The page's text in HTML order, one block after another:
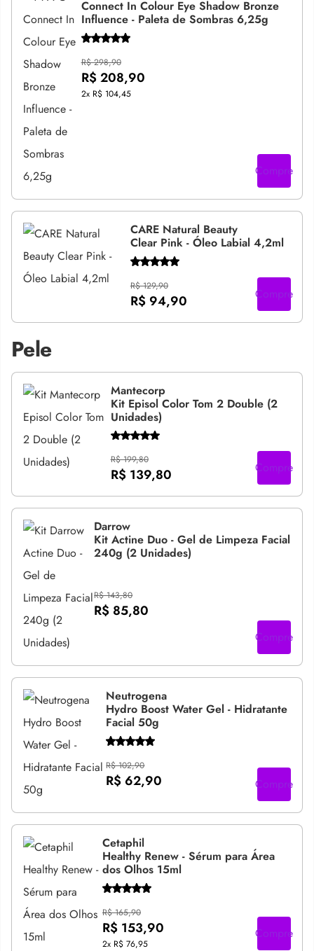
Connect In Colour Eye Shadow Bronze
Influence - Paleta de Sombras 6,25g
R$ 298,90
R$ 208,90
2x R$ 104,45
Compre
CARE Natural Beauty
Clear Pink - Óleo Labial 4,2ml
R$ 129,90
R$ 94,90 Compre
Pele
Mantecorp
Kit Episol Color Tom 2 Double (2
Unidades)
R$ 199,80
R$ 139,80 Compre
Darrow
Kit Actine Duo - Gel de Limpeza Facial
240g (2 Unidades)
R$ 143,80
R$ 85,80
Compre
Neutrogena
Hydro Boost Water Gel - Hidratante
Facial 50g
R$ 102,90
R$ 62,90 Compre
Cetaphil
Healthy Renew - Sérum para Área
dos Olhos 15ml
R$ 165,90
R$ 153,90
2x R$ 76,95
Compre